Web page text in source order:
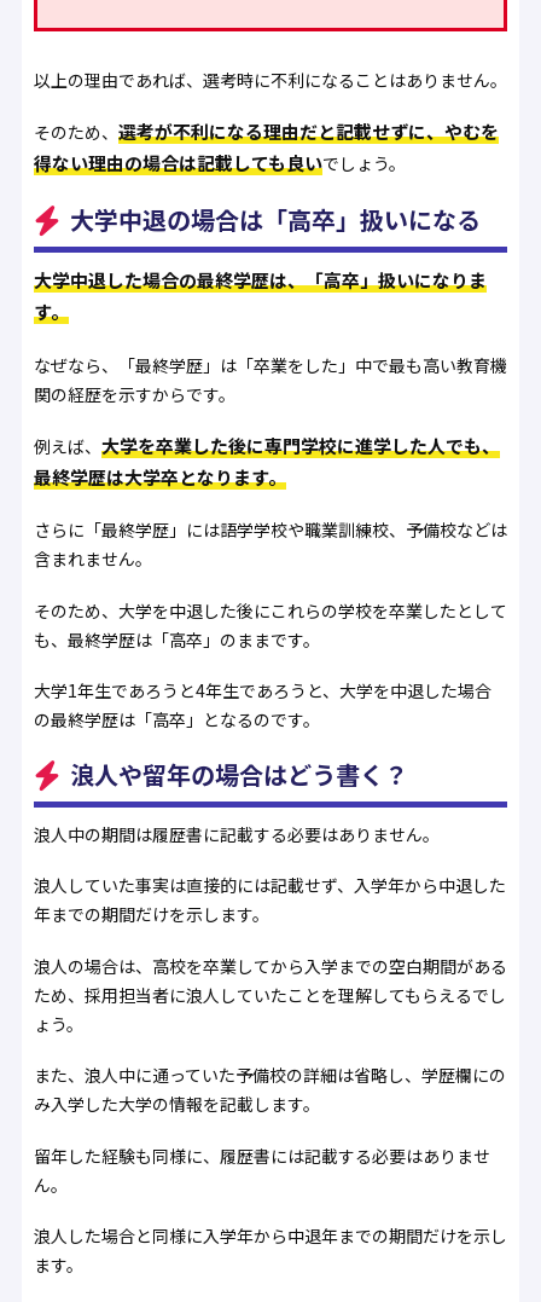
以上の理由であれば、選考時に不利になることはありません。
そのため、 選考が不利になる理由だと記載せずに、やむを
得ない理由の場合は記載しても良いでしょう。
大学中退の場合は「高卒」扱いになる
大学中退した場合の最終学歴は、「高卒」扱いになりま
す。
なぜなら、「最終学歴」は「卒業をした」中で最も高い教育機
関の経歴を示すからです。
例えば、 大学を卒業した後に専門学校に進学した人でも、
最終学歴は大学卒となります。
さらに「最終学歴」には語学学校や職業訓練校、予備校などは
含まれません。
そのため、大学を中退した後にこれらの学校を卒業したとして
も、最終学歴は「高卒」のままです。
大学1年生であろうと4年生であろうと、大学を中退した場合
の最終学歴は「高卒」となるのです。
浪人や留年の場合はどう書く？
浪人中の期間は履歴書に記載する必要はありません。
浪人していた事実は直接的には記載せず、入学年から中退した
年までの期間だけを示します。
浪人の場合は、高校を卒業してから入学までの空白期間がある
ため、採用担当者に浪人していたことを理解してもらえるでし
ょう。
また、浪人中に通っていた予備校の詳細は省略し、学歴欄にの
み入学した大学の情報を記載します。
留年した経験も同様に、履歴書には記載する必要はありませ
ん。
浪人した場合と同様に入学年から中退年までの期間だけを示し
ます。